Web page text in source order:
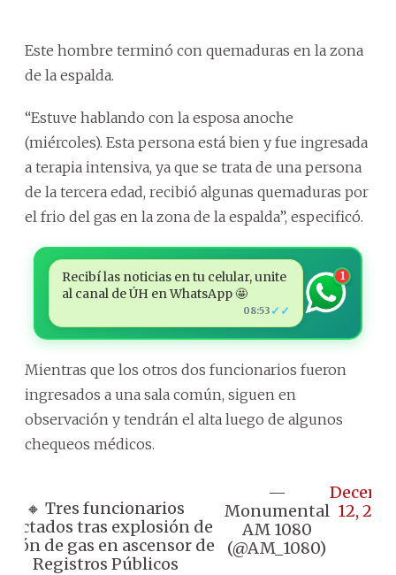
Este hombre terminó con quemaduras en la zona
de la espalda.
“Estuve hablando con la esposa anoche
(miércoles). Esta persona está bien y fue ingresada
a terapia intensiva, ya que se trata de una persona
de la tercera edad, recibió algunas quemaduras por
el frio del gas en la zona de la espalda”, especificó.
Recibí las noticias en tu celular, unite
al canal de ÚH en WhatsApp 🤩
08:53 ✓✓
1
Mientras que los otros dos funcionarios fueron
ingresados a una sala común, siguen en
observación y tendrán el alta luego de algunos
chequeos médicos.
🔸 Tres funcionarios
tras explosión de
de gas en ascensor de
Registros Públicos
—
Monumental
AM 1080
(@AM_1080)
12,